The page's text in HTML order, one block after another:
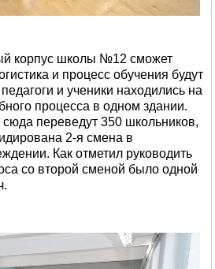
корпус школы №12 сможет
и процесс обучения будут
и ученики находились на
процесса в одном здании.
переведут 350 школьников,
2-я смена в
Как отметил руководить
со второй сменой было одной